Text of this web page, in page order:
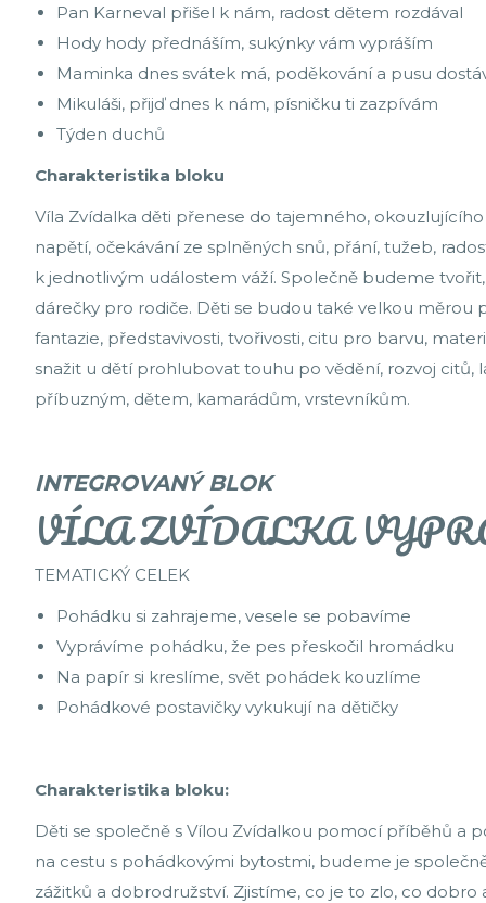
Pan Karneval přišel k nám, radost dětem rozdával
Hody hody přednáším, sukýnky vám vypráším
Maminka dnes svátek má, poděkování a pusu
Mikuláši, přijď dnes k nám, písničku ti zazpívám
Týden duchů
Charakteristika bloku
Víla Zvídalka děti přenese do tajemného,
napětí, očekávání ze splněných snů, přání, tužeb,
k jednotlivým událostem váží. Společně budeme
dárečky pro rodiče. Děti se budou také velkou měrou
fantazie, představivosti, tvořivosti, citu pro barvu,
snažit u dětí prohlubovat touhu po vědění, rozvoj
příbuzným, dětem, kamarádům, vrstevníkům.
INTEGROVANÝ BLOK
VÍLA ZVÍDALKA
TEMATICKÝ CELEK
Pohádku si zahrajeme, vesele se pobavíme
Vyprávíme pohádku, že pes přeskočil hromádku
Na papír si kreslíme, svět pohádek kouzlíme
Pohádkové postavičky vykukují na dětičky
Charakteristika bloku:
Děti se společně s Vílou Zvídalkou pomocí příběhů a
na cestu s pohádkovými bytostmi, budeme je
zážitků a dobrodružství. Zjistíme, co je to zlo, co